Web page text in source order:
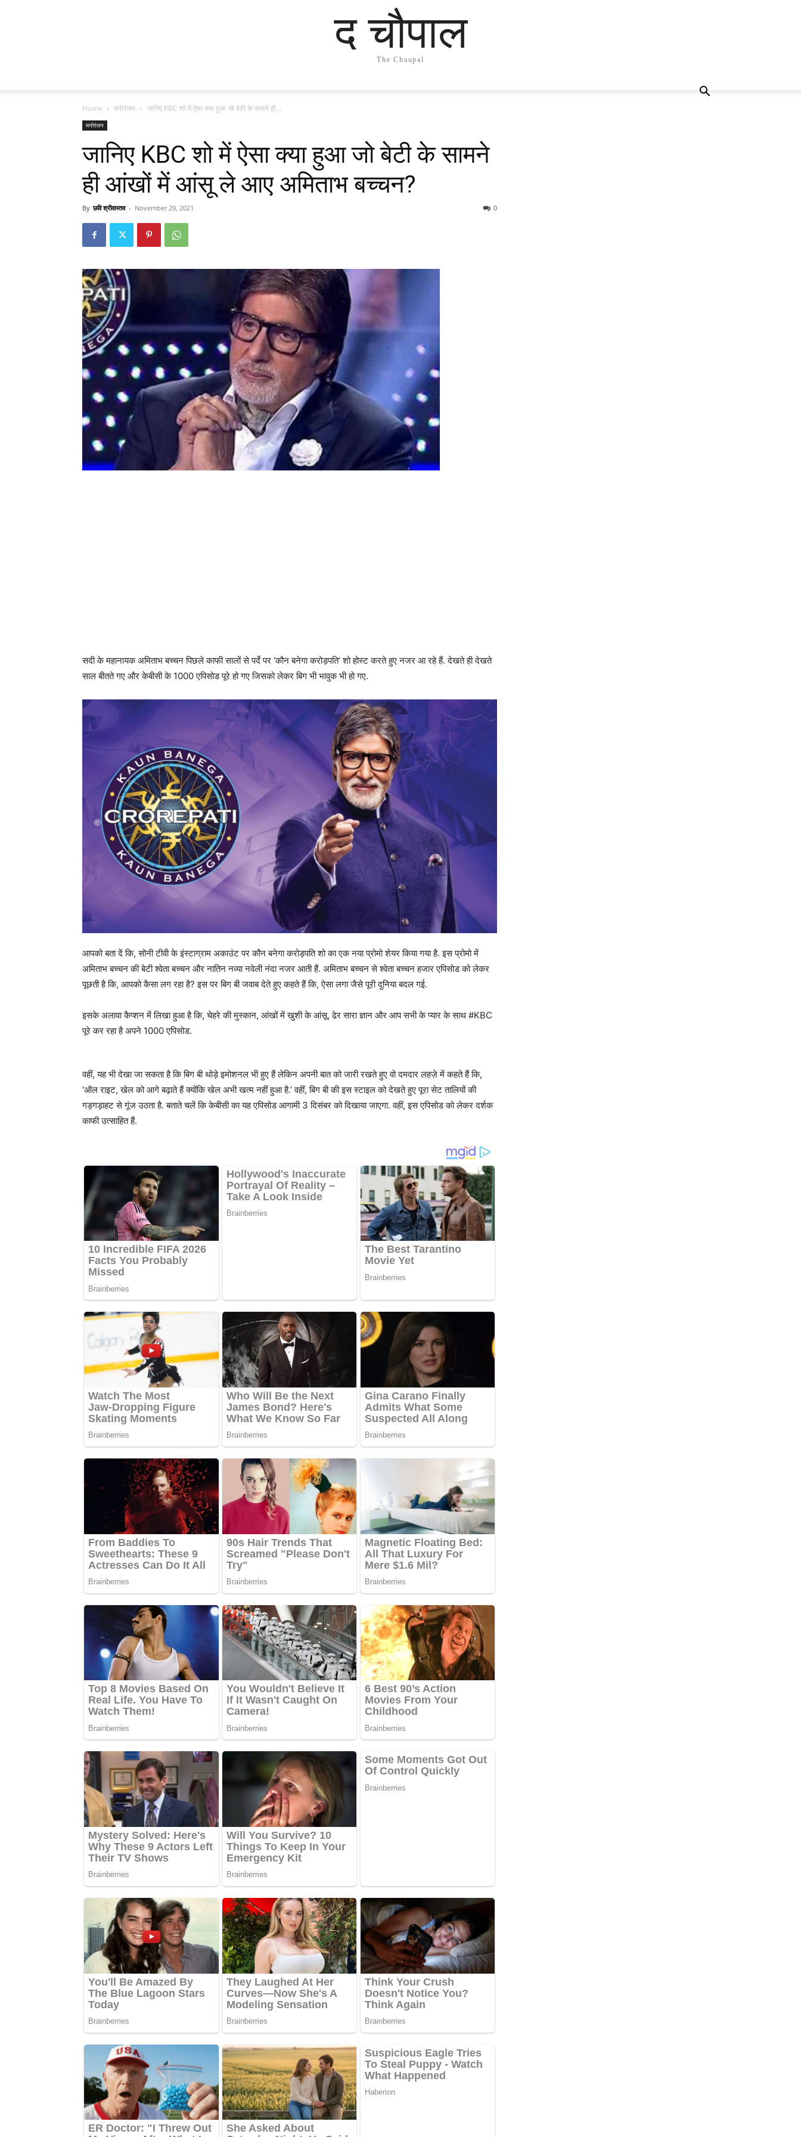
द चौपाल
The Chaupal
Home मनोरंजन जानिए KBC शो में ऐसा क्या हुआ जो बेटी के सामने ही...
मनोरंजन
जानिए KBC शो में ऐसा क्या हुआ जो बेटी के सामने
ही आंखों में आंसू ले आए अमिताभ बच्चन?
By छवि श्रीवास्तव - November 29, 2021 0
सदी के महानायक अमिताभ बच्चन पिछले काफी सालों से पर्दे पर ‘कौन बनेगा करोड़पति’ शो होस्ट करते हुए नजर आ रहे हैं. देखते ही देखते
साल बीतते गए और केबीसी के 1000 एपिसोड पूरे हो गए जिसको लेकर बिग भी भावुक भी हो गए.
आपको बता दें कि, सोनी टीवी के इंस्टाग्राम अकाउंट पर कौन बनेगा करोड़पति शो का एक नया प्रोमो शेयर किया गया है. इस प्रोमो में
अमिताभ बच्चन की बेटी श्वेता बच्चन और नातिन नव्या नवेली नंदा नजर आती हैं. अमिताभ बच्चन से श्वेता बच्चन हजार एपिसोड को लेकर
पूछती है कि, आपको कैसा लग रहा है? इस पर बिग बी जवाब देते हुए कहते हैं कि, ऐसा लगा जैसे पूरी दुनिया बदल गई.
इसके अलावा कैप्शन में लिखा हुआ है कि, चेहरे की मुस्कान, आंखों में खुशी के आंसू, ढेर सारा ज्ञान और आप सभी के प्यार के साथ #KBC
पूरे कर रहा है अपने 1000 एपिसोड.
वहीं, यह भी देखा जा सकता है कि बिग बी थोड़े इमोशनल भी हुए हैं लेकिन अपनी बात को जारी रखते हुए वो दमदार लहज़े में कहते हैं कि,
‘ऑल राइट, खेल को आगे बढ़ाते हैं क्योंकि खेल अभी खत्म नहीं हुआ है.’ वहीं, बिग बी की इस स्टाइल को देखते हुए पूरा सेट तालियों की
गड़गड़ाहट से गूंज उठता है. बताते चलें कि केबीसी का यह एपिसोड आगामी 3 दिसंबर को दिखाया जाएगा. वहीं, इस एपिसोड को लेकर दर्शक
काफी उत्साहित हैं.